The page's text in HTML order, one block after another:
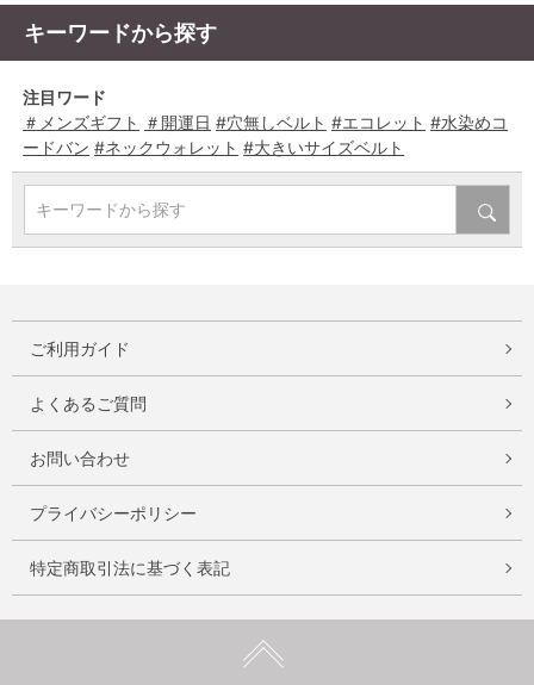
キーワードから探す
注目ワード
＃メンズギフト ＃開運日 #穴無しベルト #エコレット #水染めコ
ードバン #ネックウォレット #大きいサイズベルト
キーワードから探す
ご利用ガイド
よくあるご質問
お問い合わせ
プライバシーポリシー
特定商取引法に基づく表記